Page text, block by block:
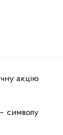
акцію
символу